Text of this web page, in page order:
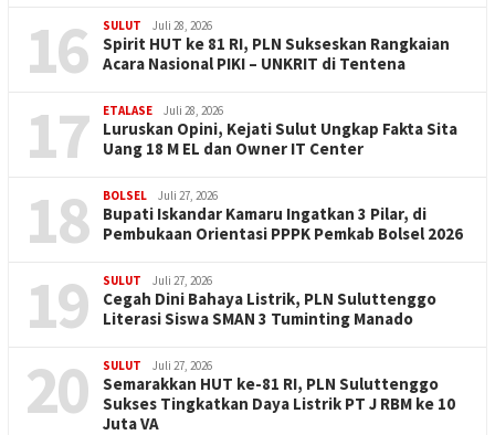
16 SULUT Juli 28, 2026
Spirit HUT ke 81 RI, PLN Sukseskan Rangkaian
Acara Nasional PIKI – UNKRIT di Tentena
17 ETALASE Juli 28, 2026
Luruskan Opini, Kejati Sulut Ungkap Fakta Sita
Uang 18 M EL dan Owner IT Center
18 BOLSEL Juli 27, 2026
Bupati Iskandar Kamaru Ingatkan 3 Pilar, di
Pembukaan Orientasi PPPK Pemkab Bolsel 2026
19 SULUT Juli 27, 2026
Cegah Dini Bahaya Listrik, PLN Suluttenggo
Literasi Siswa SMAN 3 Tuminting Manado
20 SULUT Juli 27, 2026
Semarakkan HUT ke-81 RI, PLN Suluttenggo
Sukses Tingkatkan Daya Listrik PT J RBM ke 10
Juta VA